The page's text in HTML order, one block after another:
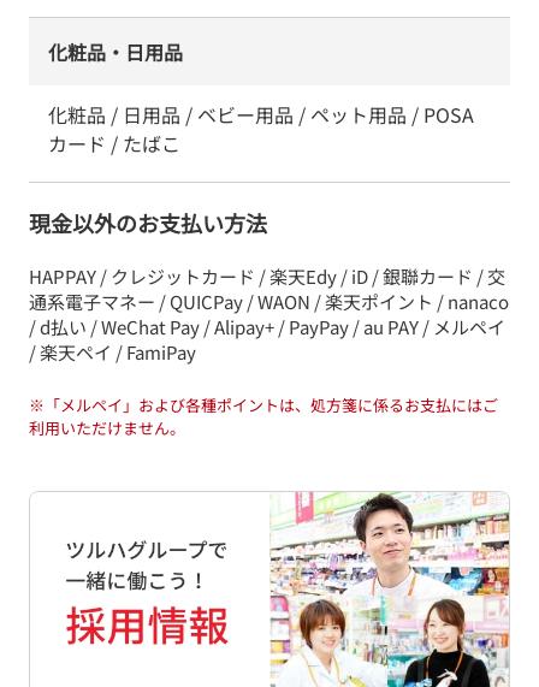
化粧品・日用品
化粧品 / 日用品 / ベビー用品 / ペット用品 / POSA
カード / たばこ
現金以外のお支払い方法
HAPPAY / クレジットカード / 楽天Edy / iD / 銀聯カード / 交
通系電子マネー / QUICPay / WAON / 楽天ポイント / nanaco
/ d払い / WeChat Pay / Alipay+ / PayPay / au PAY / メルペイ
/ 楽天ペイ / FamiPay
※ 「メルペイ」および各種ポイントは、処方箋に係るお支払にはご
利用いただけません。